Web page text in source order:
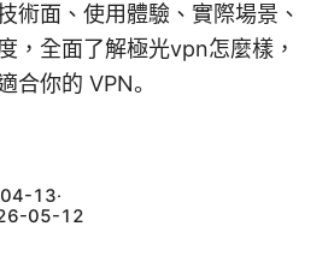
術面、使用體驗、實際場景、
，全面了解極光vpn怎麼樣，
合你的 VPN。
13·
05-12